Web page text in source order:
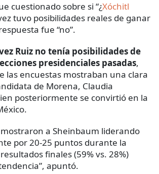
cuestionado sobre si “¿Xóchitl
tuvo posibilidades reales de ganar
fue “no”.
Ruiz no tenía posibilidades de
presidenciales pasadas,
las encuestas mostraban una clara
de Morena, Claudia
posteriormente se convirtió en la
mostraron a Sheinbaum liderando
por 20-25 puntos durante la
finales (59% vs. 28%)
apuntó.